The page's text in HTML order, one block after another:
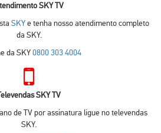
SKY TV
SKYe tenha nosso atendimento completo
da SKY.
da SKY0800 303 4004
SKY TV
de TV por assinatura ligue no televendas
SKY.